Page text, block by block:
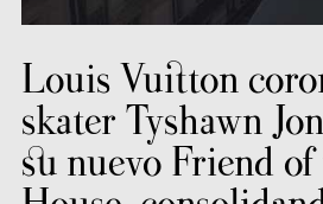
Louis Vuitton
skater Tyshawn
su nuevo Friend